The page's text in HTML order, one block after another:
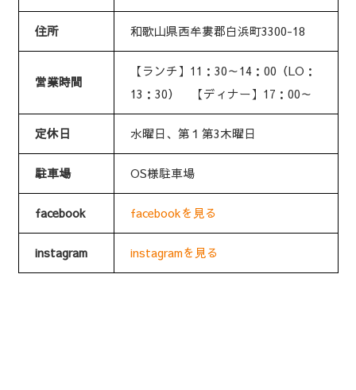
住所 和歌山県西牟婁郡白浜町3300-18
営業時間
【ランチ】11：30～14：00（LO：
13：30） 【ディナー】17：00～
定休日 水曜日、第１第3木曜日
駐車場 OS様駐車場
facebook facebookを見る
instagram instagramを見る